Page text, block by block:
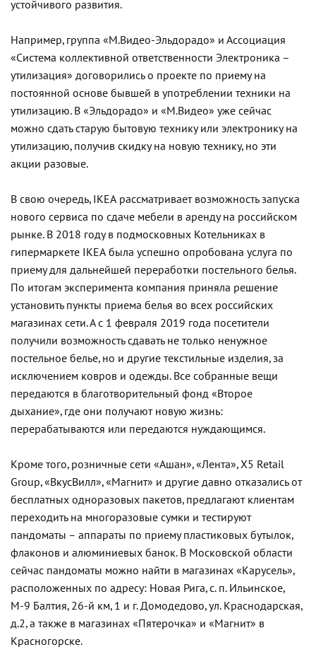
устойчивого развития.
Например, группа «М.Видео-Эльдорадо» и Ассоциация
«Система коллективной ответственности Электроника –
утилизация» договорились о проекте по приему на
постоянной основе бывшей в употреблении техники на
утилизацию. В «Эльдорадо» и «М.Видео» уже сейчас
можно сдать старую бытовую технику или электронику на
утилизацию, получив скидку на новую технику, но эти
акции разовые.
В свою очередь, IKEA рассматривает возможность запуска
нового сервиса по сдаче мебели в аренду на российском
рынке. В 2018 году в подмосковных Котельниках в
гипермаркете IKEA была успешно опробована услуга по
приему для дальнейшей переработки постельного белья.
По итогам эксперимента компания приняла решение
установить пункты приема белья во всех российских
магазинах сети. А с 1 февраля 2019 года посетители
получили возможность сдавать не только ненужное
постельное белье, но и другие текстильные изделия, за
исключением ковров и одежды. Все собранные вещи
передаются в благотворительный фонд «Второе
дыхание», где они получают новую жизнь:
перерабатываются или передаются нуждающимся.
Кроме того, розничные сети «Ашан», «Лента»,X5 Retail
Group, «ВкусВилл», «Магнит» и другие давно отказались от
бесплатных одноразовых пакетов, предлагают клиентам
переходить на многоразовые сумки и тестируют
пандоматы – аппараты по приему пластиковых бутылок,
флаконов и алюминиевых банок. В Московской области
сейчас пандоматы можно найти в магазинах «Карусель»,
расположенных по адресу: Новая Рига, с. п. Ильинское,
М-9 Балтия, 26-й км, 1 и г. Домодедово, ул. Краснодарская,
д.2, а также в магазинах «Пятерочка» и «Магнит» в
Красногорске.